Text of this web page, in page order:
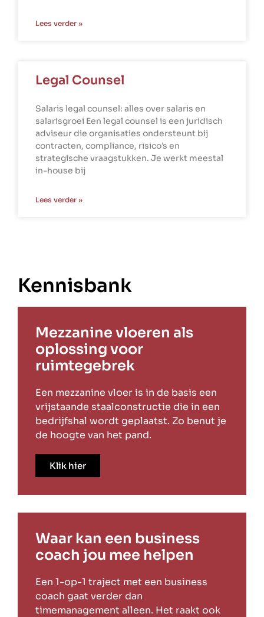
Lees verder »
Legal Counsel
Salaris legal counsel: alles over salaris en
salarisgroei Een legal counsel is een juridisch
adviseur die organisaties ondersteunt bij
contracten, compliance, risico’s en
strategische vraagstukken. Je werkt meestal
in-house bij
Lees verder »
Kennisbank
Mezzanine vloeren als
oplossing voor
ruimtegebrek
Een mezzanine vloer is in de basis een
vrijstaande staalconstructie die in een
bedrijfshal wordt geplaatst. Zo benut je
de hoogte van het pand.
Klik hier
Waar kan een business
coach jou mee helpen
Een 1-op-1 traject met een business
coach gaat verder dan
timemanagement alleen. Het raakt ook